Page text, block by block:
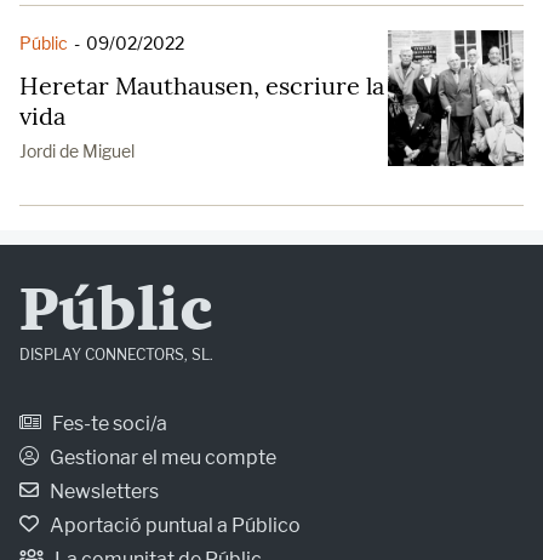
Públic - 09/02/2022
Heretar Mauthausen, escriure la
vida
Jordi de Miguel
Públic
DISPLAY CONNECTORS, SL.
Fes-te soci/a
Gestionar el meu compte
Newsletters
Aportació puntual a Público